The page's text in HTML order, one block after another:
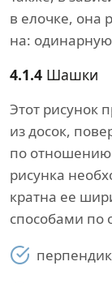
в елочке, она
на:
4.1.4 Шашки
Этот рисунок
из досок,
по отношению
рисунка
кратна ее
способами по